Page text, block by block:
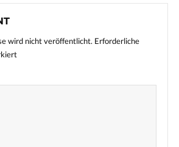
wird nicht veröffentlicht. Erforderliche